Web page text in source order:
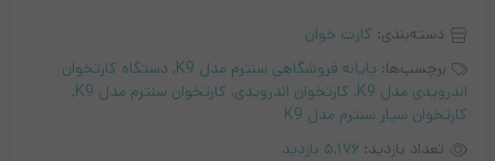
دسته‌بندی: کارت خوان
برچسب‌ها: پایانه فروشگاهی سنترم مدل K9 , دستگاه کارتخوان
اندرویدی مدل K9
, کارتخوان اندرویدی, کارتخوان سنترم مدل K9
,
کارتخوان سیار سنترم مدل K9
تعداد بازدید: 5,176 بازدید